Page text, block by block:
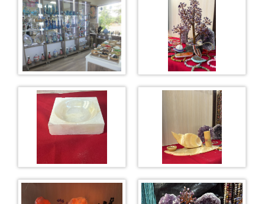
KURUM SOSYAL TESİSİ
RESTORAN
AY YILDIZ KAFE
HALKA AÇIK SATIŞ MAĞAZASI
OTO YIKAMA
ATÖLYELER
MOBİLYA
TEL ÖRGÜ VE DEMİR
MERMER ONIKS(HEDİYELİK EŞYA)
TARIM
BÜYÜKBAŞ BESİCİLİK
İNŞAAT